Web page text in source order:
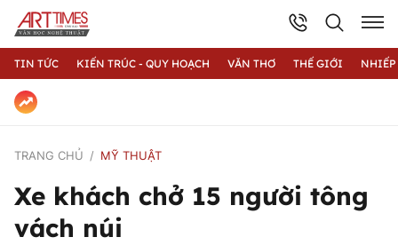
TIN TỨC KIẾN TRÚC - QUY HOẠCH VĂN THƠ THẾ GIỚI
TRANG CHỦ MỸ THUẬT
Xe khách chở 15 người tông
vách núi